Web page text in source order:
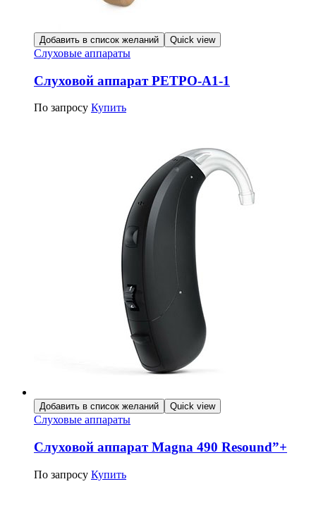
Добавить в список желаний Quick view
Слуховые аппараты
Слуховой аппарат РЕТРО-А1-1
По запросу Купить
Добавить в список желаний Quick view
Слуховые аппараты
Слуховой аппарат Magna 490 Resound”+
По запросу Купить